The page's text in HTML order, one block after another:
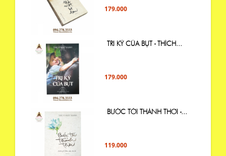
179.000
TRI KỶ CỦA BỤT - THÍCH...
179.000
BƯỚC TỚI THẢNH THƠI -...
119.000